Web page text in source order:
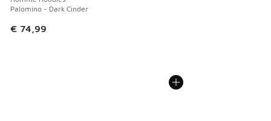
Palomino - Dark Cinder
€ 74,99